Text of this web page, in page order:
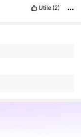
magnifique
Utile (2)